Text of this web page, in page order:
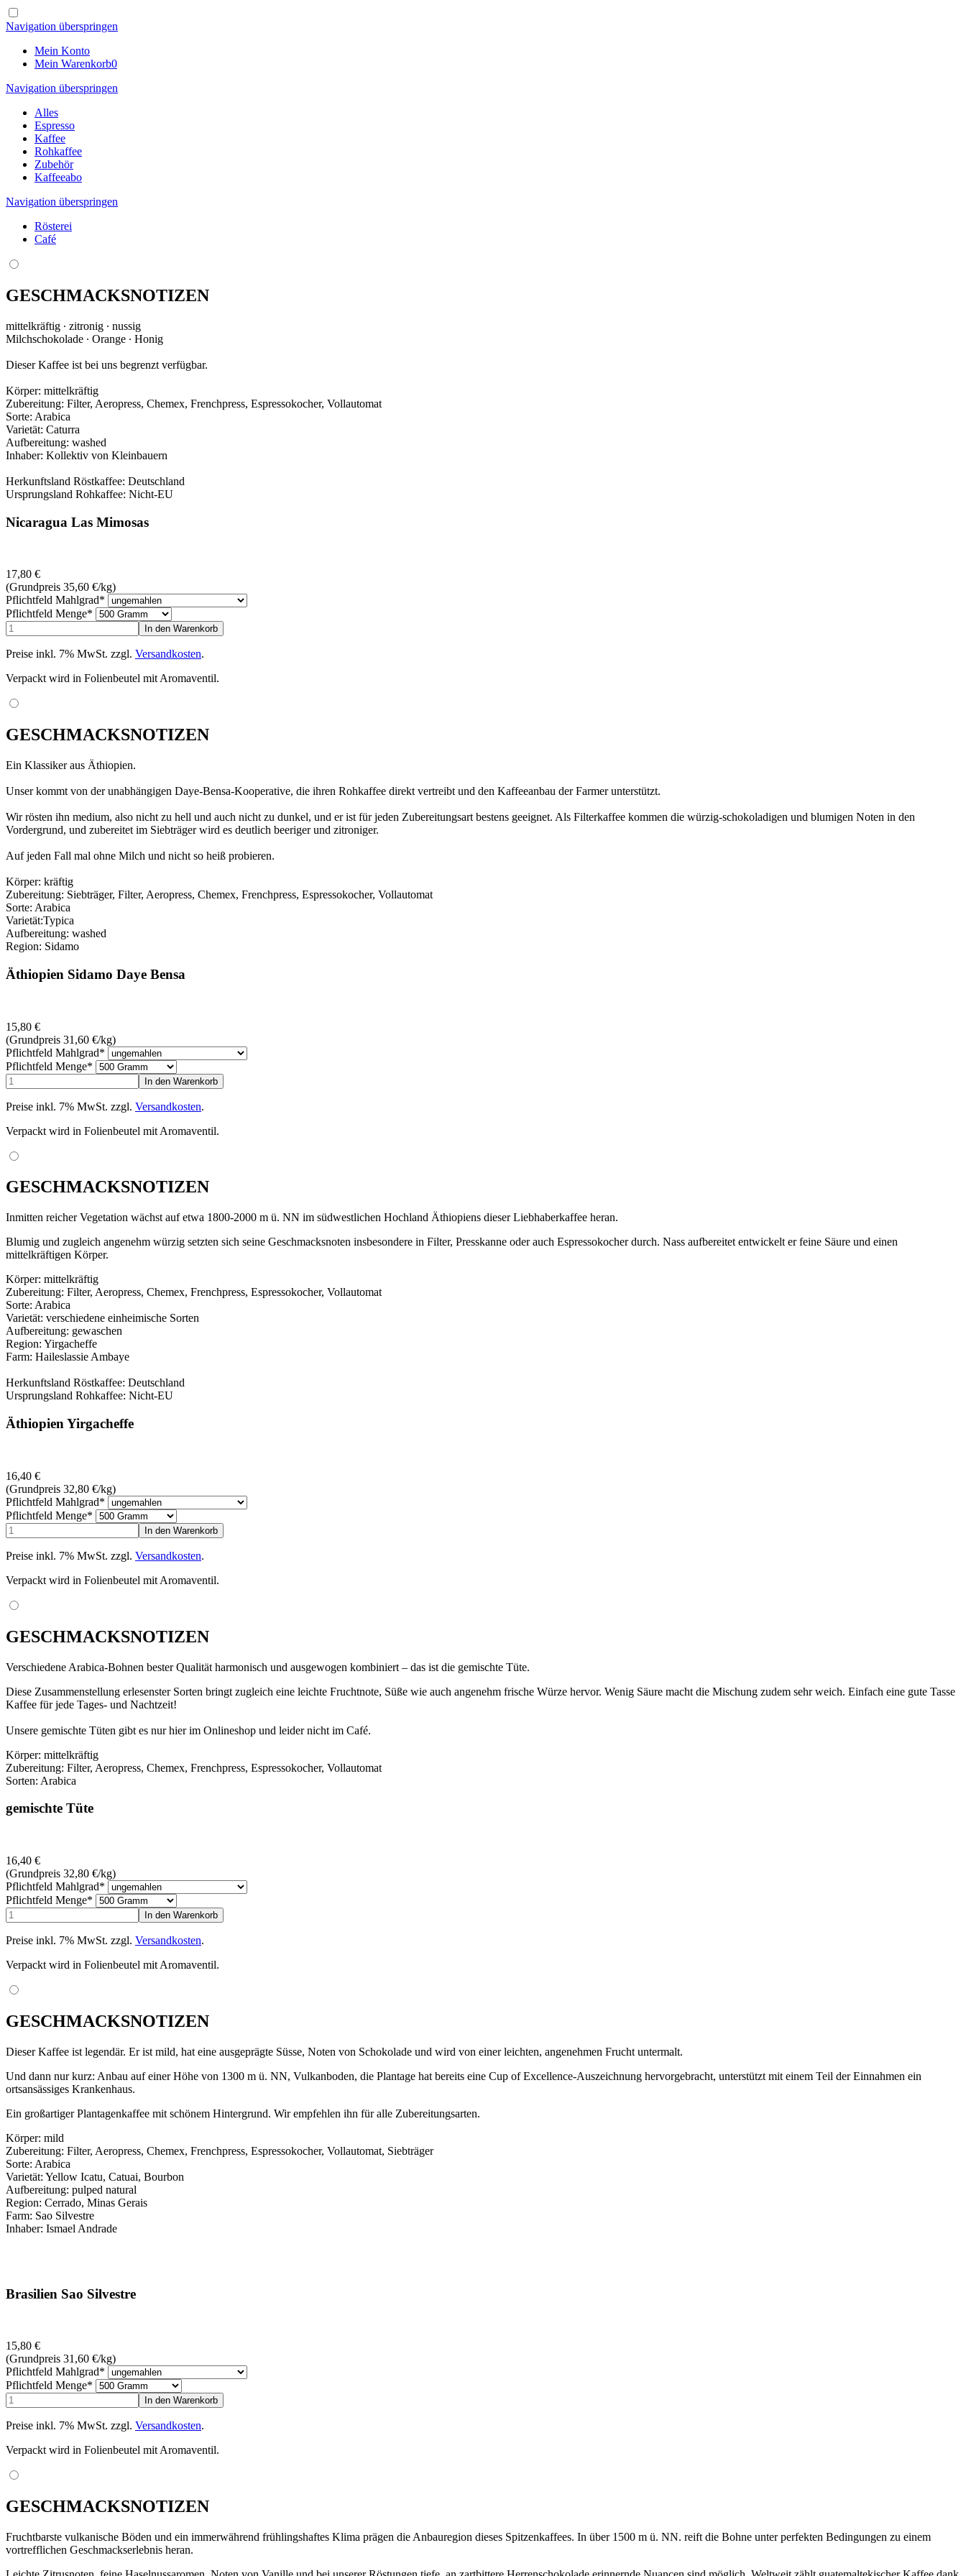
Navigation überspringen
Mein Konto
Mein Warenkorb0
Navigation überspringen
Alles
Espresso
Kaffee
Rohkaffee
Zubehör
Kaffeeabo
Navigation überspringen
Rösterei
Café
GESCHMACKSNOTIZEN
mittelkräftig ∙ zitronig ‪∙ nussig
Milchschokolade ‪∙ Orange ‪∙ Honig
Dieser Kaffee ist bei uns begrenzt verfügbar.
Körper: mittelkräftig
Zubereitung: Filter, Aeropress, Chemex, Frenchpress, Espressokocher, Vollautomat
Sorte: Arabica
Varietät: Caturra
Aufbereitung: washed
Inhaber: Kollektiv von Kleinbauern
Herkunftsland Röstkaffee: Deutschland
Ursprungsland Rohkaffee: Nicht-EU
Nicaragua Las Mimosas
17,80 €
(Grundpreis 35,60 €/kg)
Pflichtfeld Mahlgrad*
Pflichtfeld Menge*
Preise inkl. 7% MwSt. zzgl. Versandkosten.
Verpackt wird in Folienbeutel mit Aromaventil.
GESCHMACKSNOTIZEN
Ein Klassiker aus Äthiopien.
Unser kommt von der unabhängigen Daye-Bensa-Kooperative, die ihren Rohkaffee direkt vertreibt und den Kaffeeanbau der Farmer unterstützt.
Wir rösten ihn medium, also nicht zu hell und auch nicht zu dunkel, und er ist für jeden Zubereitungsart bestens geeignet. Als Filterkaffee kommen die würzig-schokoladigen und blumigen Noten in den
Vordergrund, und zubereitet im Siebträger wird es deutlich beeriger und zitroniger.
Auf jeden Fall mal ohne Milch und nicht so heiß probieren.
Körper: kräftig
Zubereitung: Siebträger, Filter, Aeropress, Chemex, Frenchpress, Espressokocher, Vollautomat
Sorte: Arabica
Varietät:Typica
Aufbereitung: washed
Region: Sidamo
Äthiopien Sidamo Daye Bensa
15,80 €
(Grundpreis 31,60 €/kg)
Pflichtfeld Mahlgrad*
Pflichtfeld Menge*
Preise inkl. 7% MwSt. zzgl. Versandkosten.
Verpackt wird in Folienbeutel mit Aromaventil.
GESCHMACKSNOTIZEN
Inmitten reicher Vegetation wächst auf etwa 1800-2000 m ü. NN im südwestlichen Hochland Äthiopiens dieser Liebhaberkaffee heran.
Blumig und zugleich angenehm würzig setzten sich seine Geschmacksnoten insbesondere in Filter, Presskanne oder auch Espressokocher durch. Nass aufbereitet entwickelt er feine Säure und einen
mittelkräftigen Körper.
Körper: mittelkräftig
Zubereitung: Filter, Aeropress, Chemex, Frenchpress, Espressokocher, Vollautomat
Sorte: Arabica
Varietät: verschiedene einheimische Sorten
Aufbereitung: gewaschen
Region: Yirgacheffe
Farm: Haileslassie Ambaye
Herkunftsland Röstkaffee: Deutschland
Ursprungsland Rohkaffee: Nicht-EU
Äthiopien Yirgacheffe
16,40 €
(Grundpreis 32,80 €/kg)
Pflichtfeld Mahlgrad*
Pflichtfeld Menge*
Preise inkl. 7% MwSt. zzgl. Versandkosten.
Verpackt wird in Folienbeutel mit Aromaventil.
GESCHMACKSNOTIZEN
Verschiedene Arabica-Bohnen bester Qualität harmonisch und ausgewogen kombiniert – das ist die gemischte Tüte.
Diese Zusammenstellung erlesenster Sorten bringt zugleich eine leichte Fruchtnote, Süße wie auch angenehm frische Würze hervor. Wenig Säure macht die Mischung zudem sehr weich. Einfach eine gute Tasse
Kaffee für jede Tages- und Nachtzeit!
Unsere gemischte Tüten gibt es nur hier im Onlineshop und leider nicht im Café.
Körper: mittelkräftig
Zubereitung: Filter, Aeropress, Chemex, Frenchpress, Espressokocher, Vollautomat
Sorten: Arabica
gemischte Tüte
16,40 €
(Grundpreis 32,80 €/kg)
Pflichtfeld Mahlgrad*
Pflichtfeld Menge*
Preise inkl. 7% MwSt. zzgl. Versandkosten.
Verpackt wird in Folienbeutel mit Aromaventil.
GESCHMACKSNOTIZEN
Dieser Kaffee ist legendär. Er ist mild, hat eine ausgeprägte Süsse, Noten von Schokolade und wird von einer leichten, angenehmen Frucht untermalt.
Und dann nur kurz: Anbau auf einer Höhe von 1300 m ü. NN, Vulkanboden, die Plantage hat bereits eine Cup of Excellence-Auszeichnung hervorgebracht, unterstützt mit einem Teil der Einnahmen ein
ortsansässiges Krankenhaus.
Ein großartiger Plantagenkaffee mit schönem Hintergrund. Wir empfehlen ihn für alle Zubereitungsarten.
Körper: mild
Zubereitung: Filter, Aeropress, Chemex, Frenchpress, Espressokocher, Vollautomat, Siebträger
Sorte: Arabica
Varietät: Yellow Icatu, Catuai, Bourbon
Aufbereitung: pulped natural
Region: Cerrado, Minas Gerais
Farm: Sao Silvestre
Inhaber: Ismael Andrade
Brasilien Sao Silvestre
15,80 €
(Grundpreis 31,60 €/kg)
Pflichtfeld Mahlgrad*
Pflichtfeld Menge*
Preise inkl. 7% MwSt. zzgl. Versandkosten.
Verpackt wird in Folienbeutel mit Aromaventil.
GESCHMACKSNOTIZEN
Fruchtbarste vulkanische Böden und ein immerwährend frühlingshaftes Klima prägen die Anbauregion dieses Spitzenkaffees. In über 1500 m ü. NN. reift die Bohne unter perfekten Bedingungen zu einem
vortrefflichen Geschmackserlebnis heran.